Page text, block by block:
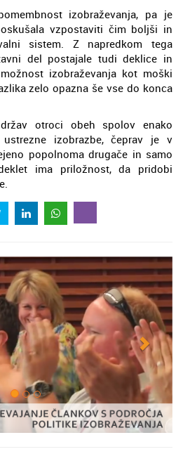
izobraževanja, pa je
vzpostaviti čim boljši in
sistem. Z napredkom tega
del postajale tudi deklice in
izobraževanja kot moški
zelo opazna še vse do konca
otroci obeh spolov enako
izobrazbe, čeprav je v
popolnoma drugače in samo
ima priložnost, da pridobi